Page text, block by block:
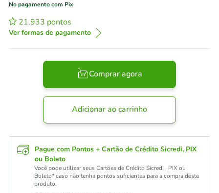
No pagamento com Pix
21.933 pontos
Ver formas de pagamento
Comprar agora
Adicionar ao carrinho
Pague com Pontos + Cartão de Crédito Sicredi, PIX
ou Boleto
Você pode utilizar seus Cartões de Crédito Sicredi , PIX ou
Boleto* caso não tenha pontos suficientes para a compra deste
produto.